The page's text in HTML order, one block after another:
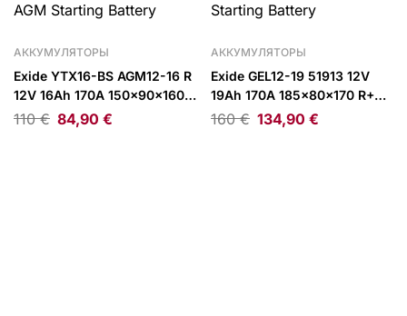
АККУМУЛЯТОРЫ
Exide YTX16-BS AGM12-16 R
12V 16Ah 170A 150x90x160
L+ AGM Starting Battery
110€ 84,90 €
АККУМУЛЯТОРЫ
Exide GEL12-19 51913 12V
19Ah 170A 185x80x170 R+
Gel Starting Battery
160€ 134,90 €